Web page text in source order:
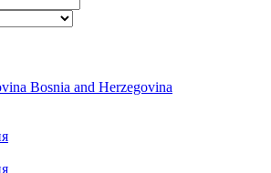
Bosnia and Herzegovina